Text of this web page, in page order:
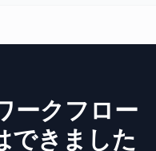
ークフロー
できました